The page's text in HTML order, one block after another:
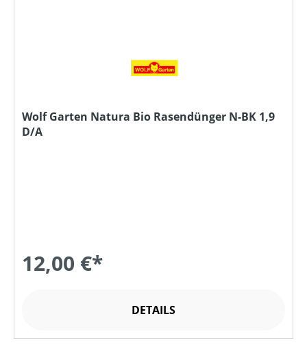
Wolf Garten Natura Bio Rasendünger N-BK 1,9
D/A
12,00 €*
DETAILS